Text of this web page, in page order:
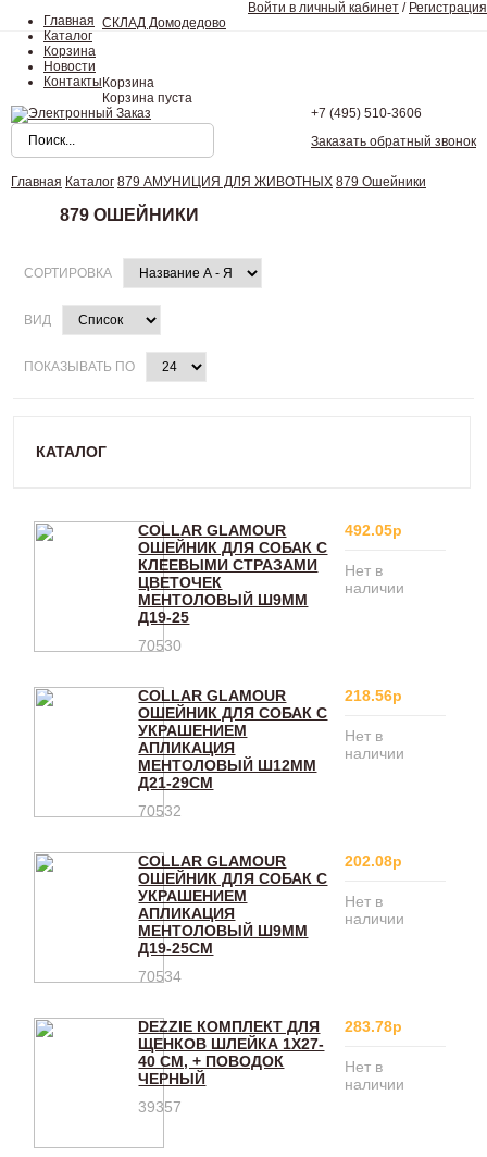
Главная
Каталог
Корзина
Новости
Контакты
Войти в личный кабинет / Регистрация
СКЛАД Домодедово
Корзина
Корзина пуста
+7 (495) 510-3606
Заказать обратный звонок
Главная Каталог 879 АМУНИЦИЯ ДЛЯ ЖИВОТНЫХ 879 Ошейники
879 ОШЕЙНИКИ
СОРТИРОВКА
ВИД
ПОКАЗЫВАТЬ ПО
КАТАЛОГ
COLLAR GLAMOUR
ОШЕЙНИК ДЛЯ СОБАК С
КЛЕЕВЫМИ СТРАЗАМИ
ЦВЕТОЧЕК
МЕНТОЛОВЫЙ Ш9ММ
Д19-25
70530
492.05р
Нет в
наличии
COLLAR GLAMOUR
ОШЕЙНИК ДЛЯ СОБАК С
УКРАШЕНИЕМ
АПЛИКАЦИЯ
МЕНТОЛОВЫЙ Ш12ММ
Д21-29СМ
70532
218.56р
Нет в
наличии
COLLAR GLAMOUR
ОШЕЙНИК ДЛЯ СОБАК С
УКРАШЕНИЕМ
АПЛИКАЦИЯ
МЕНТОЛОВЫЙ Ш9ММ
Д19-25СМ
70534
202.08р
Нет в
наличии
DEZZIE КОМПЛЕКТ ДЛЯ
ЩЕНКОВ ШЛЕЙКА 1Х27-
40 СМ, + ПОВОДОК
ЧЕРНЫЙ
39357
283.78р
Нет в
наличии